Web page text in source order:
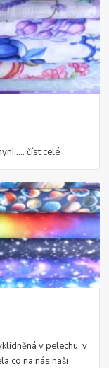
číst celé
v pelechu, v
co na nás naši